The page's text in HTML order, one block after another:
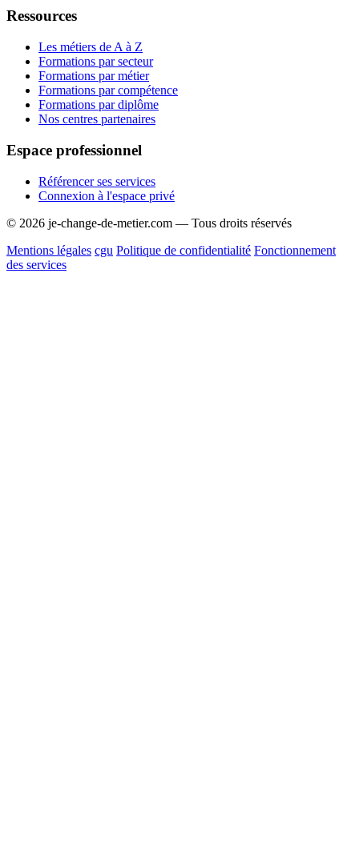
Ressources
Les métiers de A à Z
Formations par secteur
Formations par métier
Formations par compétence
Formations par diplôme
Nos centres partenaires
Espace professionnel
Référencer ses services
Connexion à l'espace privé
© 2026 je-change-de-metier.com — Tous droits réservés
Mentions légales cgu Politique de confidentialité Fonctionnement
des services